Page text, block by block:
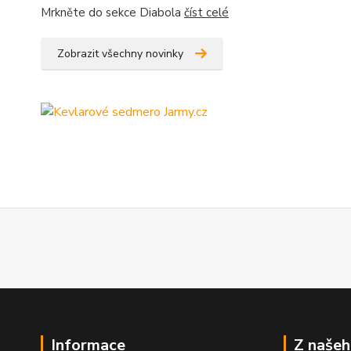
Mrkněte do sekce Diabola číst celé
Zobrazit všechny novinky
Informace Z